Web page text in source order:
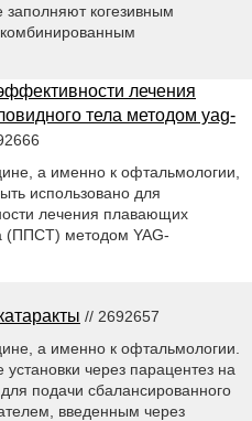
заполняют когезивным
комбинированным
лечения
тела методом yag-
а именно к офтальмологии,
использовано для
лечения плавающих
(ППСТ) методом YAG-
// 2692657
а именно к офтальмологии.
через парацентез на
подачи сбалансированного
введенным через